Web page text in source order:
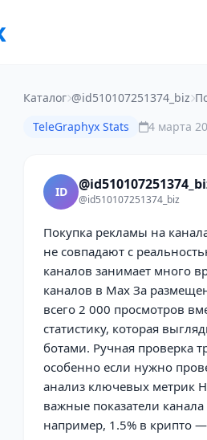
Каталог @id510107251374_biz
TeleGraphyx Stats
4 марта
ID
@id510107251374_biz
Покупка рекламы на
не совпадают с
каналов занимает много
каналов в Max За
всего 2 000 просмотров
статистику, которая
ботами. Ручная проверка
особенно если нужно
анализ ключевых метрик
важные показатели канала
например, 1.5% в крипто